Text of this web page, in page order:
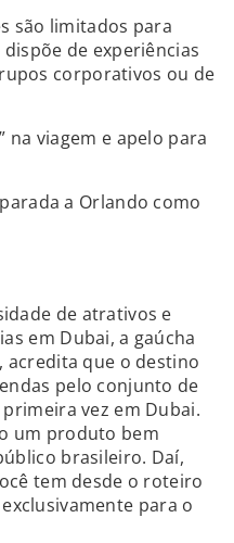
são limitados para
de experiências
corporativos ou de
na viagem e apelo para
a Orlando como
de atrativos e
em Dubai, a gaúcha
acredita que o destino
pelo conjunto de
primeira vez em Dubai.
um produto bem
brasileiro. Daí,
tem desde o roteiro
para o